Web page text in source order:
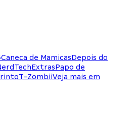
Caneca de MamicasDepois do
ExtrasPapo de
T-ZombiiVeja mais em